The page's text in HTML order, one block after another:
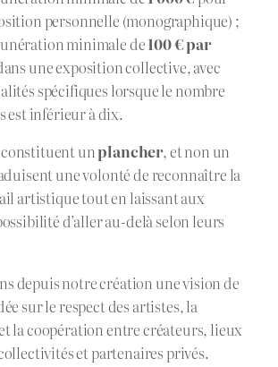
personnelle (monographique) ;
minimale de100 € par
une exposition collective, avec
spécifiques lorsque le nombre
est inférieur à dix.
constituent unplancher, et non un
une volonté de reconnaître la
artistique tout en laissant aux
d’aller au-delà selon leurs
depuis notre création une vision de
sur le respect des artistes, la
la coopération entre créateurs, lieux
et partenaires privés.